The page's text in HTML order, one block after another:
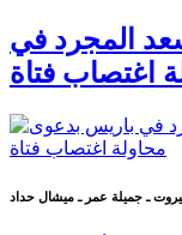
المجرد في
اغتصاب فتاة
بيروت ـ جميلة عمر ـ ميشال حداد